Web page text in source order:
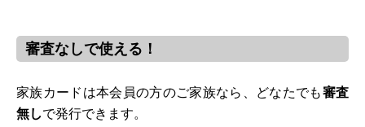
審査なしで使える！
家族カードは本会員の方のご家族なら、どなたでも審査
無しで発行できます。